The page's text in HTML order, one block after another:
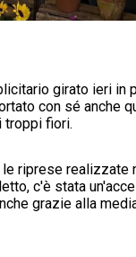
girato ieri in
con sé anche
troppi fiori.
le riprese realizzate
c'è stata
grazie alla